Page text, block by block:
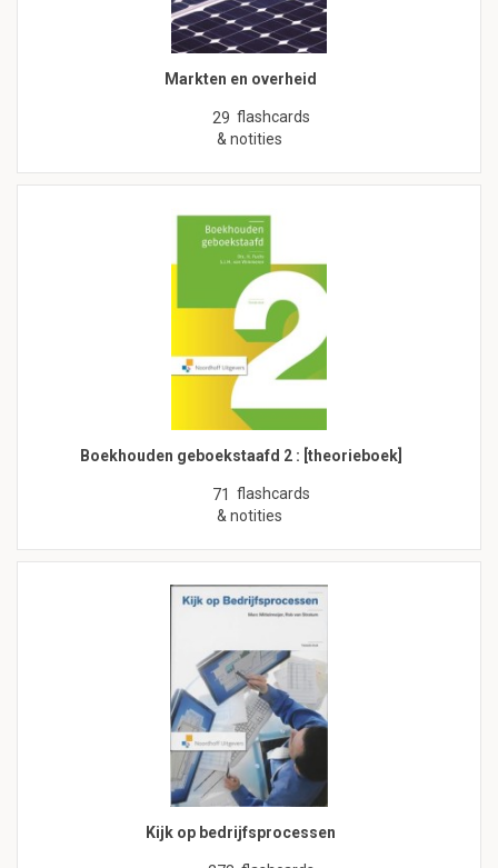
Markten en overheid
29 flashcards
& notities
Boekhouden geboekstaafd 2 : [theorieboek]
71 flashcards
& notities
Kijk op bedrijfsprocessen